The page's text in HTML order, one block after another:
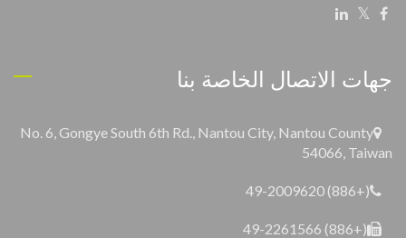
جهات الاتصال الخاصة بنا
No. 6, Gongye South 6th Rd., Nantou City, Nantou County
54066, Taiwan
(+886) 49-2009620
(+886) 49-2261566